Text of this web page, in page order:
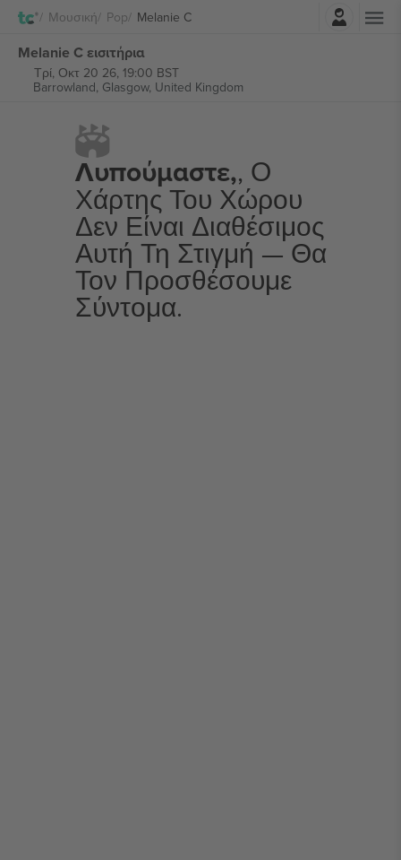
Μουσική Pop Melanie C
Melanie C εισιτήρια
Τρί, Οκτ 20 26, 19:00 BST
Barrowland, Glasgow, United Kingdom
Λυπούμαστε,, Ο
Χάρτης Του Χώρου
Δεν Είναι Διαθέσιμος
Αυτή Τη Στιγμή — Θα
Τον Προσθέσουμε
Σύντομα.